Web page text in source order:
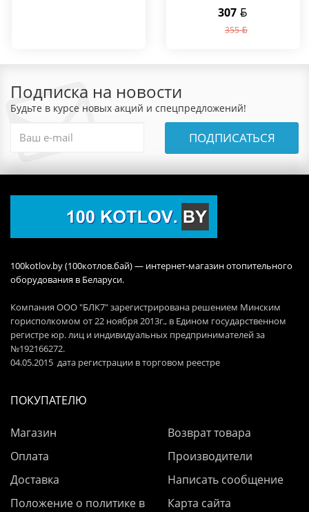
307
355
Подписка на новости
Будьте в курсе новых акций и спецпредложений!
ПОДПИСАТЬСЯ
100kotlov.by (100котлов.бай) — интернет-магазин отопительного
оборудования в Беларуси.
Компания ООО "БЛК7" зарегистрирована решением Минским
горисполкомом от 22 ноября 2013г., в Едином государственном
регистре юр. лиц и индивидуальных предпринимателей за
№192166272.
04.05.2015 дата регистрации в торговом реестре
ПОКУПАТЕЛЮ
Магазин
Оплата
Доставка
Положение о политике в
Возврат товара
Производители
Написать сообщение
Карта сайта